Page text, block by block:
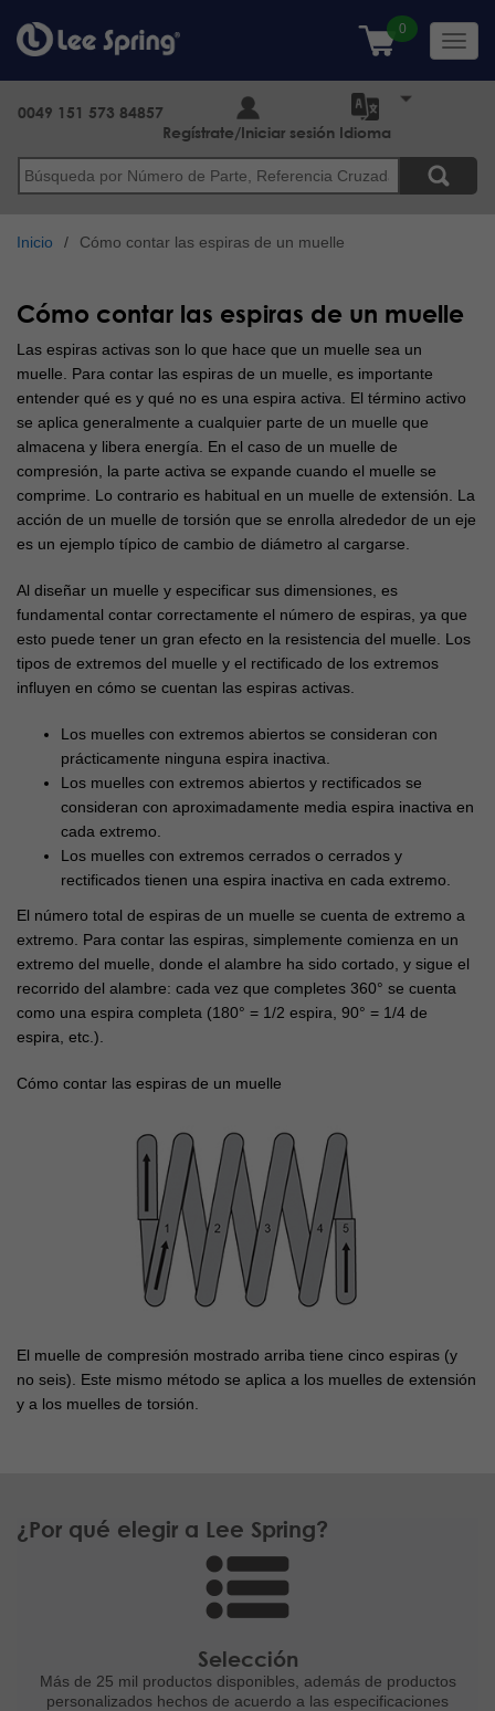
contenido
principal
Buscar
0049 151 573 84857
Regístrate/Iniciar sesiónIdioma
Inicio Cómo contar las espiras de un muelle
Cómo contar las espiras de un muelle
Las espiras activas son lo que hace que un muelle sea un
muelle. Para contar las espiras de un muelle, es importante
entender qué es y qué no es una espira activa. El término activo
se aplica generalmente a cualquier parte de un muelle que
almacena y libera energía. En el caso de un muelle de
compresión, la parte activa se expande cuando el muelle se
comprime. Lo contrario es habitual en un muelle de extensión. La
acción de un muelle de torsión que se enrolla alrededor de un eje
es un ejemplo típico de cambio de diámetro al cargarse.
Al diseñar un muelle y especificar sus dimensiones, es
fundamental contar correctamente el número de espiras, ya que
esto puede tener un gran efecto en la resistencia del muelle. Los
tipos de extremos del muelle y el rectificado de los extremos
influyen en cómo se cuentan las espiras activas.
Los muelles con extremos abiertos se consideran con
prácticamente ninguna espira inactiva.
Los muelles con extremos abiertos y rectificados se
consideran con aproximadamente media espira inactiva en
cada extremo.
Los muelles con extremos cerrados o cerrados y
rectificados tienen una espira inactiva en cada extremo.
El número total de espiras de un muelle se cuenta de extremo a
extremo. Para contar las espiras, simplemente comienza en un
extremo del muelle, donde el alambre ha sido cortado, y sigue el
recorrido del alambre: cada vez que completes 360° se cuenta
como una espira completa (180° = 1/2 espira, 90° = 1/4 de
espira, etc.).
Cómo contar las espiras de un muelle
El muelle de compresión mostrado arriba tiene cinco espiras (y
no seis). Este mismo método se aplica a los muelles de extensión
y a los muelles de torsión.
¿Por qué elegir a Lee Spring?
Selección
Más de 25 mil productos disponibles,
además de productos
personalizados hechos de acuerdo a las especificaciones